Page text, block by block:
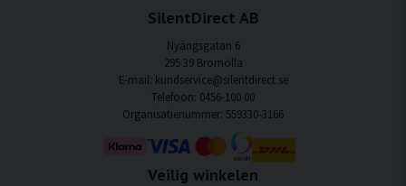
SilentDirect AB
Nyängsgatan 6
295 39 Bromölla
E-mail: kundservice@silentdirect.se
Telefoon: 0456-100 00
Organisatienummer: 559330-3166
Veilig winkelen